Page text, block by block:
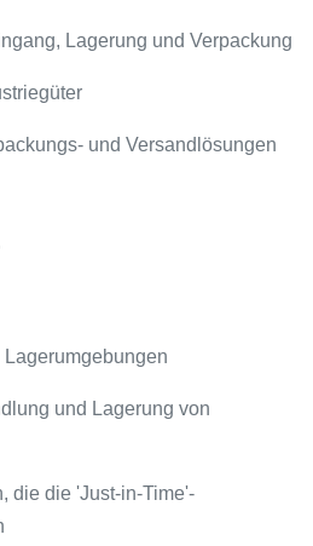
Lagerung und Verpackung
und Versandlösungen
und Lagerung von
die die 'Just-in-Time'-